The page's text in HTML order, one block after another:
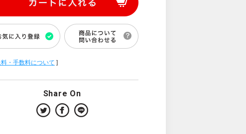
・手数料について ]
Share On